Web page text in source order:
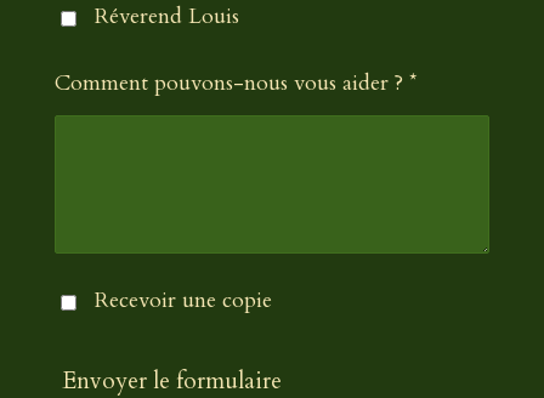
Réverend Louis
Comment pouvons-nous vous aider ? *
Recevoir une copie
Envoyer le formulaire